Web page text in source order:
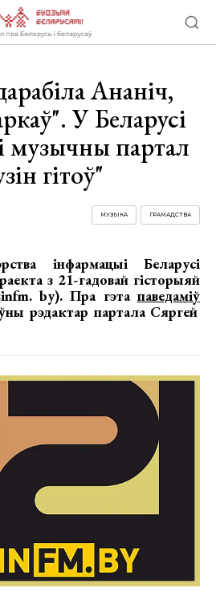
Ананіч,
У Беларусі
музычны партал
гітоў"
ГРАМАДСТВА
МУЗЫКА
інфармацыі Беларусі
з 21-гадовай гісторыяй
by). Пра гэта паведаміў
рэдактар партала Сяргей